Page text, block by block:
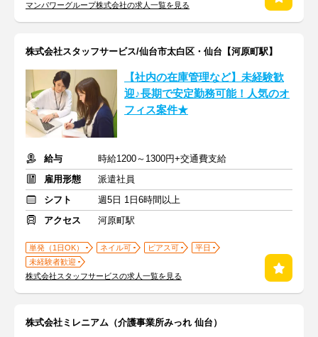
マンパワーグループ株式会社の求人一覧を見る
株式会社スタッフサービス/仙台市太白区・仙台【河原町駅】
【社内の在庫管理など】未経験歓
迎♪長期で安定勤務可能！人気のオ
フィス案件★
給与
時給1200～1300円+交通費支給
雇用形態
派遣社員
シフト
週5日 1日6時間以上
アクセス
河原町駅
単発（1日OK） ネイル可 ピアス可
平日
未経験者歓迎
株式会社スタッフサービスの求人一覧を見る
株式会社ミレニアム（介護事業所みっれ 仙台）